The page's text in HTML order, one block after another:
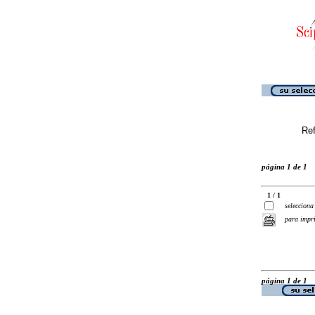
página 1 de 1
1 / 1
selecciona
para
página 1 de 1